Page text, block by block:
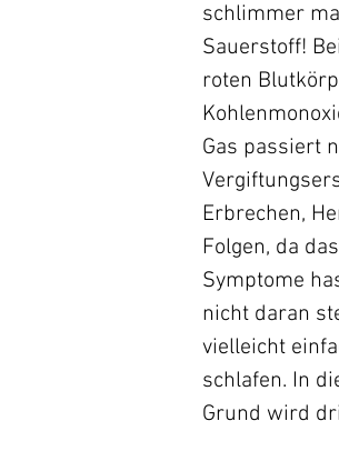
schlimmer
Sauerstoff!
roten
Gas passiert
Erbrechen,
Folgen, da
Symptome
nicht daran
vielleicht
schlafen. In
Grund wird